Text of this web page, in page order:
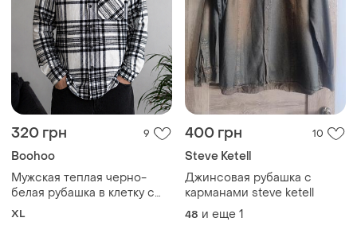
320 грн 9
Boohoo
Мужская теплая черно-
белая рубашка в клетку с
карманом на пуговицах от
XL
400 грн 10
Steve Ketell
Джинсовая рубашка с
карманами steve ketell
48 и еще 1